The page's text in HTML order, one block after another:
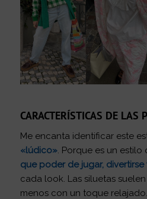
CARACTERÍSTICAS DE LAS
Me encanta identificar este
«lúdico». Porque es un estilo
que poder de jugar, divertirse
cada look. Las siluetas
menos con un toque